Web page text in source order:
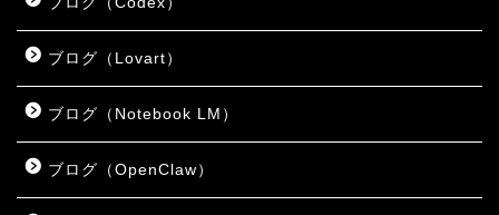
ブログ（Lovart）
ブログ（Notebook LM）
ブログ（OpenClaw）
採用情報